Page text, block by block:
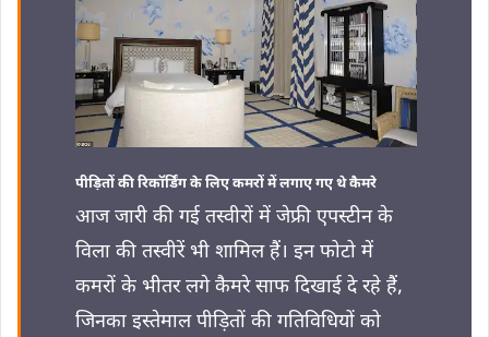
पीड़ितों की रिकॉर्डिंग के लिए कमरों में लगाए गए थे कैमरे
आज जारी की गई तस्वीरों में जेफ्री एपस्टीन के
विला की तस्वीरें भी शामिल हैं। इन फोटो में
कमरों के भीतर लगे कैमरे साफ दिखाई दे रहे हैं,
जिनका इस्तेमाल पीड़ितों की गतिविधियों को